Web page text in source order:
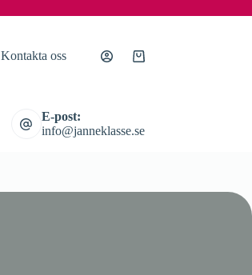
Kontakta oss Varukorg
E-post:
info@janneklasse.se